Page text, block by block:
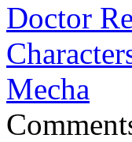
Doctor
Mecha